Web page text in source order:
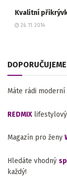
Kvalitní
26. 11. 2014
DOPORUČUJEME
Máte rádi
REDMIX
Magazín pro ženy
Hledáte vhodný
každý!